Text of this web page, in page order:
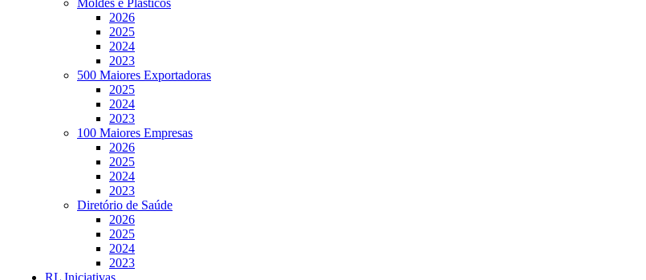
2026
2025
2024
2023
500 Maiores Exportadoras
2025
2024
2023
100 Maiores Empresas
2026
2025
2024
2023
Diretório de Saúde
2026
2025
2024
2023
RL Iniciativas